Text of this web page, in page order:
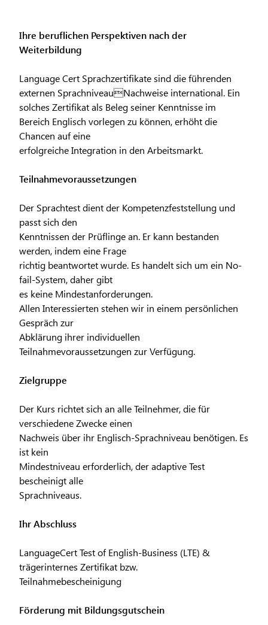
Ihre beruflichen Perspektiven nach der
Weiterbildung
Language Cert Sprachzertifikate sind die führenden
externen SprachniveauNachweise international. Ein
solches Zertifikat als Beleg seiner Kenntnisse im
Bereich Englisch vorlegen zu können, erhöht die
Chancen auf eine
erfolgreiche Integration in den Arbeitsmarkt.
Teilnahmevoraussetzungen
Der Sprachtest dient der Kompetenzfeststellung und
passt sich den
Kenntnissen der Prüflinge an. Er kann bestanden
werden, indem eine Frage
richtig beantwortet wurde. Es handelt sich um ein No-
fail-System, daher gibt
es keine Mindestanforderungen.
Allen Interessierten stehen wir in einem persönlichen
Gespräch zur
Abklärung ihrer individuellen
Teilnahmevoraussetzungen zur Verfügung.
Zielgruppe
Der Kurs richtet sich an alle Teilnehmer, die für
verschiedene Zwecke einen
Nachweis über ihr Englisch-Sprachniveau benötigen. Es
ist kein
Mindestniveau erforderlich, der adaptive Test
bescheinigt alle
Sprachniveaus.
Ihr Abschluss
LanguageCert Test of English-Business (LTE) &
trägerinternes Zertifikat bzw.
Teilnahmebescheinigung
Förderung mit Bildungsgutschein